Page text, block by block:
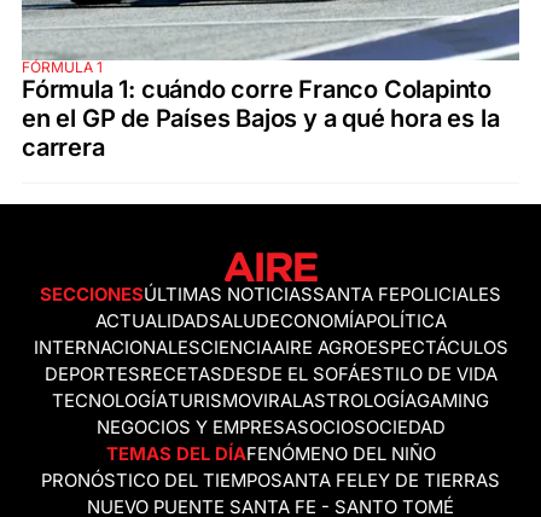
FÓRMULA 1
Fórmula 1: cuándo corre Franco Colapinto
en el GP de Países Bajos y a qué hora es la
carrera
SECCIONESÚLTIMAS NOTICIASSANTA FEPOLICIALES
ACTUALIDADSALUDECONOMÍAPOLÍTICA
INTERNACIONALESCIENCIAAIRE AGROESPECTÁCULOS
DEPORTESRECETASDESDE EL SOFÁESTILO DE VIDA
TECNOLOGÍATURISMOVIRALASTROLOGÍAGAMING
NEGOCIOS Y EMPRESASOCIOSOCIEDAD
TEMAS DEL DÍAFENÓMENO DEL NIÑO
PRONÓSTICO DEL TIEMPOSANTA FELEY DE TIERRAS
NUEVO PUENTE SANTA FE - SANTO TOMÉ